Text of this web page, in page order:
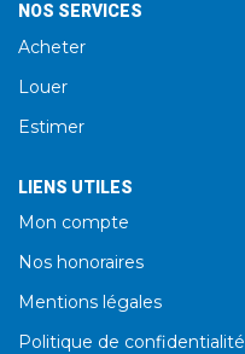
NOS SERVICES
Acheter
Louer
Estimer
LIENS UTILES
Mon compte
Nos honoraires
Mentions légales
Politique de confidentialité